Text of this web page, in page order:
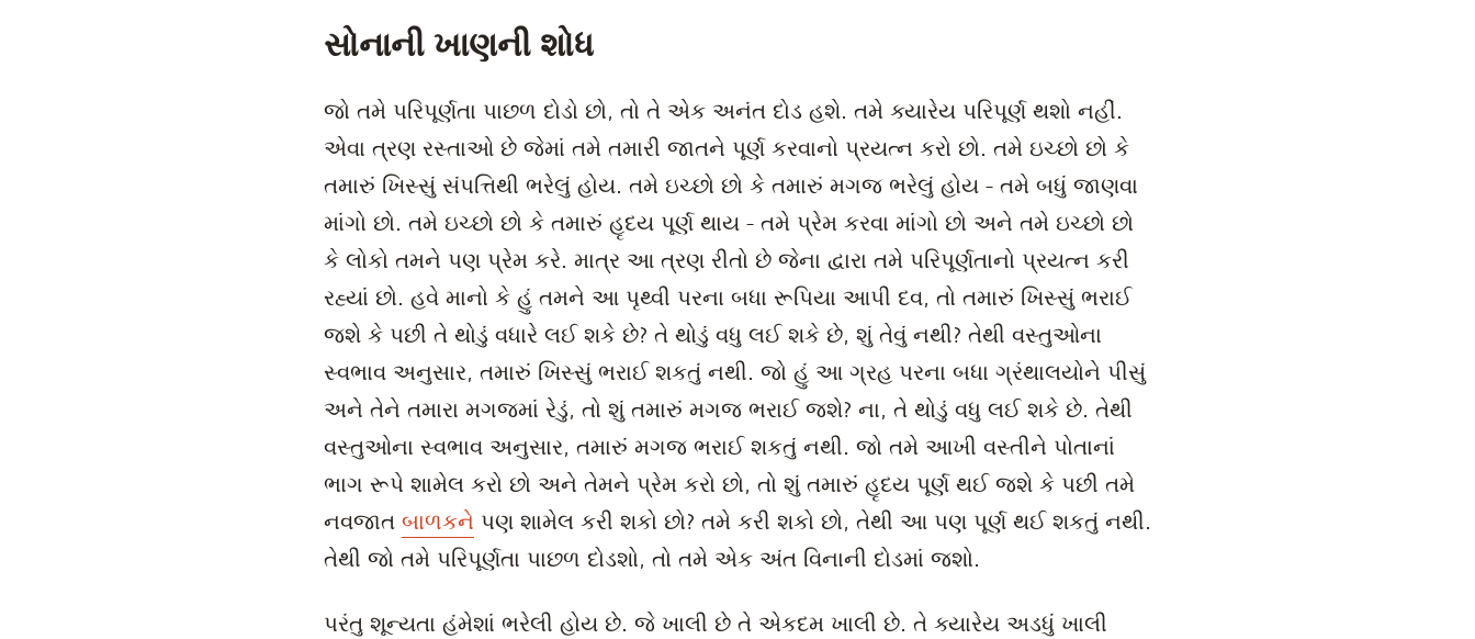
સોનાની ખાણની શોધ
જો તમે પરિપૂર્ણતા પાછળ દોડો છો, તો તે એક અનંત દોડ હશે. તમે ક્યારેય પરિપૂર્ણ થશો નહીં.
એવા ત્રણ રસ્તાઓ છે જેમાં તમે તમારી જાતને પૂર્ણ કરવાનો પ્રયત્ન કરો છો. તમે ઇચ્છો છો કે
તમારું ખિસ્સું સંપત્તિથી ભરેલું હોય. તમે ઇચ્છો છો કે તમારું મગજ ભરેલું હોય - તમે બધું જાણવા
માંગો છો. તમે ઇચ્છો છો કે તમારું હૃદય પૂર્ણ થાય - તમે પ્રેમ કરવા માંગો છો અને તમે ઇચ્છો છો
કે લોકો તમને પણ પ્રેમ કરે. માત્ર આ ત્રણ રીતો છે જેના દ્વારા તમે પરિપૂર્ણતાનો પ્રયત્ન કરી
રહ્યાં છો. હવે માનો કે હું તમને આ પૃથ્વી પરના બધા રૂપિયા આપી દવ, તો તમારું ખિસ્સું ભરાઈ
જશે કે પછી તે થોડું વધારે લઈ શકે છે? તે થોડું વધુ લઈ શકે છે, શું તેવું નથી? તેથી વસ્તુઓના
સ્વભાવ અનુસાર, તમારું ખિસ્સું ભરાઈ શકતું નથી. જો હું આ ગ્રહ પરના બધા ગ્રંથાલયોને પીસું
અને તેને તમારા મગજમાં રેડું, તો શું તમારું મગજ ભરાઈ જશે? ના, તે થોડું વધુ લઈ શકે છે. તેથી
વસ્તુઓના સ્વભાવ અનુસાર, તમારું મગજ ભરાઈ શકતું નથી. જો તમે આખી વસ્તીને પોતાનાં
ભાગ રૂપે શામેલ કરો છો અને તેમને પ્રેમ કરો છો, તો શું તમારું હૃદય પૂર્ણ થઈ જશે કે પછી તમે
નવજાત બાળકને પણ શામેલ કરી શકો છો? તમે કરી શકો છો, તેથી આ પણ પૂર્ણ થઈ શકતું નથી.
તેથી જો તમે પરિપૂર્ણતા પાછળ દોડશો, તો તમે એક અંત વિનાની દોડમાં જશો.
પરંતુ શૂન્યતા હંમેશાં ભરેલી હોય છે. જે ખાલી છે તે એકદમ ખાલી છે. તે ક્યારેય અડધું ખાલી